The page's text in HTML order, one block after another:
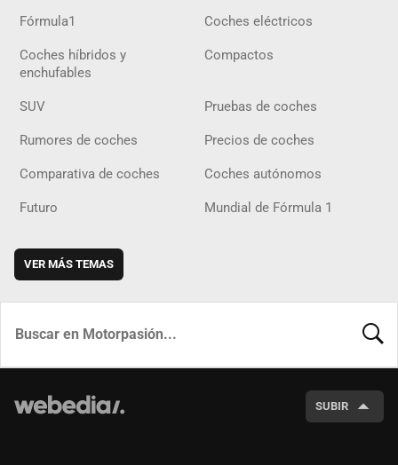
Fórmula1 Coches eléctricos
Coches híbridos y
enchufables
Compactos
SUV Pruebas de coches
Rumores de coches Precios de coches
Comparativa de coches Coches autónomos
Futuro Mundial de Fórmula 1
VER MÁS TEMAS
SUBIR